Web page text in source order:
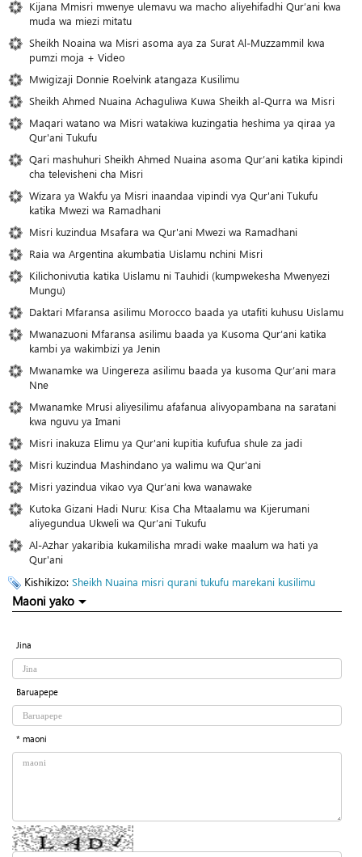
Kijana Mmisri mwenye ulemavu wa macho aliyehifadhi Qur’ani kwa
muda wa miezi mitatu
Sheikh Noaina wa Misri asoma aya za Surat Al-Muzzammil kwa
pumzi moja + Video
Mwigizaji Donnie Roelvink atangaza Kusilimu
Sheikh Ahmed Nuaina Achaguliwa Kuwa Sheikh al-Qurra wa Misri
Maqari watano wa Misri watakiwa kuzingatia heshima ya qiraa ya
Qur'ani Tukufu
Qari mashuhuri Sheikh Ahmed Nuaina asoma Qur’ani katika kipindi
cha televisheni cha Misri
Wizara ya Wakfu ya Misri inaandaa vipindi vya Qur'ani Tukufu
katika Mwezi wa Ramadhani
Misri kuzindua Msafara wa Qur'ani Mwezi wa Ramadhani
Raia wa Argentina akumbatia Uislamu nchini Misri
Kilichonivutia katika Uislamu ni Tauhidi (kumpwekesha Mwenyezi
Mungu)
Daktari Mfaransa asilimu Morocco baada ya utafiti kuhusu Uislamu
Mwanazuoni Mfaransa asilimu baada ya Kusoma Qur’ani katika
kambi ya wakimbizi ya Jenin
Mwanamke wa Uingereza asilimu baada ya kusoma Qur’ani mara
Nne
Mwanamke Mrusi aliyesilimu afafanua alivyopambana na saratani
kwa nguvu ya Imani
Misri inakuza Elimu ya Qur'ani kupitia kufufua shule za jadi
Misri kuzindua Mashindano ya walimu wa Qur'ani
Misri yazindua vikao vya Qur’ani kwa wanawake
Kutoka Gizani Hadi Nuru: Kisa Cha Mtaalamu wa Kijerumani
aliyegundua Ukweli wa Qur’ani Tukufu
Al-Azhar yakaribia kukamilisha mradi wake maalum wa hati ya
Qur'ani
Kishikizo: Sheikh Nuaina misri qurani tukufu marekani kusilimu
Maoni yako
Jina
Baruapepe
* maoni